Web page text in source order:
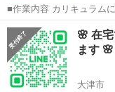
■作業内容 カリキュラム
わせのメッセージやり取り、SNSの
してお 仕 事していただ
めます☆ ...
滋賀 キャ
🌸 在
ます 🌸
大津市